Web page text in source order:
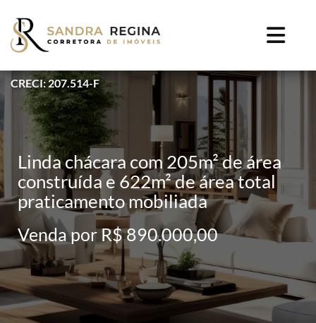
CRECI: 207.514-F
Linda chácara com 205m² de área
construída e 622m² de área total
praticamento mobiliada
Venda por R$ 890.000,00